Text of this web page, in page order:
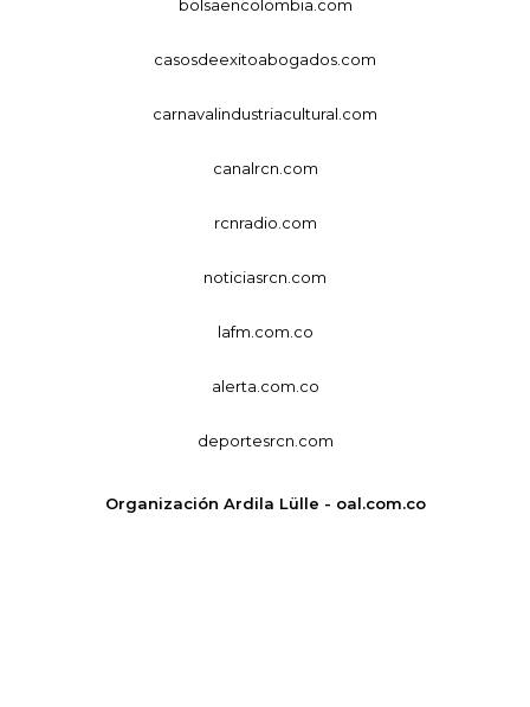
bolsaencolombia.com
casosdeexitoabogados.com
carnavalindustriacultural.com
canalrcn.com
rcnradio.com
noticiasrcn.com
lafm.com.co
alerta.com.co
deportesrcn.com
Organización Ardila Lülle - oal.com.co